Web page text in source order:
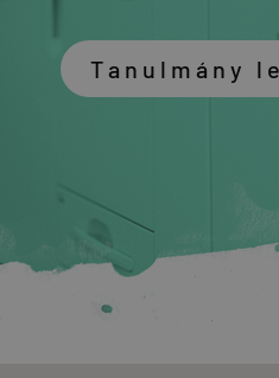
Tanulmány